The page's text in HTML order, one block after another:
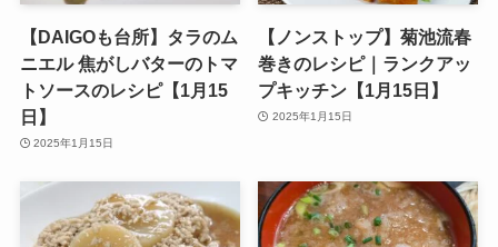
【DAIGOも台所】タラのム
ニエル 焦がしバターのトマ
トソースのレシピ【1月15
日】
2025年1月15日
【ノンストップ】菊池流春
巻きのレシピ｜ランクアッ
プキッチン【1月15日】
2025年1月15日